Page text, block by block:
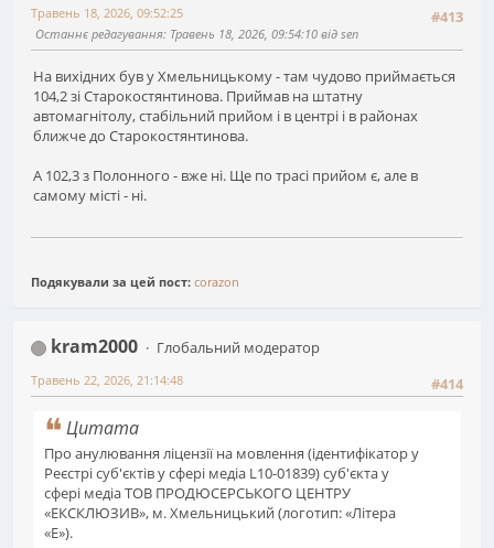
#413
Травень 18, 2026, 09:52:25
Останнє редагування: Травень 18, 2026, 09:54:10 від sen
На вихідних був у Хмельницькому - там чудово приймається
104,2 зі Старокостянтинова. Приймав на штатну
автомагнітолу, стабільний прийом і в центрі і в районах
ближче до Старокостянтинова.
А 102,3 з Полонного - вже ні. Ще по трасі прийом є, але в
самому місті - ні.
Подякували за цей пост: corazon
kram2000
Глобальний модератор
#414
Травень 22, 2026, 21:14:48
Цитата
Про анулювання ліцензії на мовлення (ідентифікатор у
Реєстрі суб'єктів у сфері медіа L10-01839) суб'єкта у
сфері медіа ТОВ ПРОДЮСЕРСЬКОГО ЦЕНТРУ
«ЕКСКЛЮЗИВ», м. Хмельницький (логотип: «Літера
«Е»).